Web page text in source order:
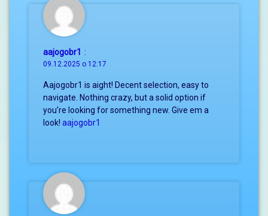
aajogobr1 :
09.12.2025 о 12:17
Aajogobr1 is aight! Decent selection, easy to
navigate. Nothing crazy, but a solid option if
you’re looking for something new. Give em a
look! aajogobr1